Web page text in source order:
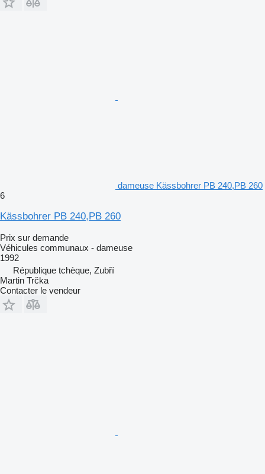
dameuse Kässbohrer PB 240,PB 260
6
Kässbohrer PB 240,PB 260
Prix sur demande
Véhicules communaux - dameuse
1992
République tchèque, Zubří
Martin Trčka
Contacter le vendeur